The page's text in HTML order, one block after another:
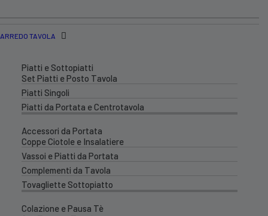
ARREDO TAVOLA
Piatti e Sottopiatti
Set Piatti e Posto Tavola
Piatti Singoli
Piatti da Portata e Centrotavola
Accessori da Portata
Coppe Ciotole e Insalatiere
Vassoi e Piatti da Portata
Complementi da Tavola
Tovagliette Sottopiatto
Colazione e Pausa Tè